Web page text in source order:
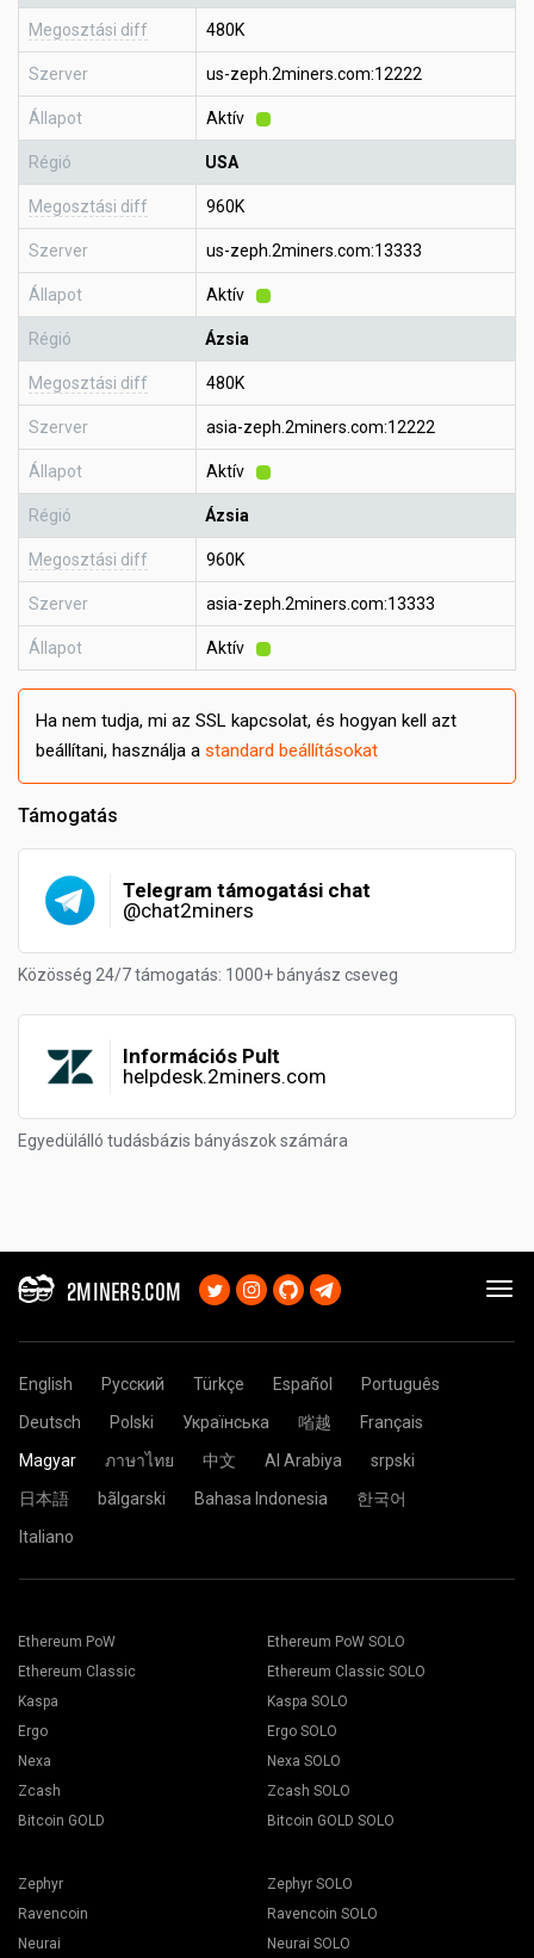
Megosztási diff 480K
Szerver us-zeph.2miners.com:12222
Állapot Aktív
Régió USA
Megosztási diff 960K
Szerver us-zeph.2miners.com:13333
Állapot Aktív
Régió Ázsia
Megosztási diff 480K
Szerver asia-zeph.2miners.com:12222
Állapot Aktív
Régió Ázsia
Megosztási diff 960K
Szerver asia-zeph.2miners.com:13333
Állapot Aktív
Ha nem tudja, mi az SSL kapcsolat, és hogyan kell azt
beállítani, használja a standard beállításokat
Támogatás
Telegram támogatási chat
@chat2miners
Közösség 24/7 támogatás: 1000+ bányász cseveg
Információs Pult
helpdesk.2miners.com
Egyedülálló tudásbázis bányászok számára
2MINERS.COM
English Русский Türkçe Español
Português
Deutsch
Polski Українська 㗂越
Français
Magyar
ภาษาไทย 中文 Al Arabiya
srpski
日本語
bãlgarski Bahasa Indonesia
한국어
Italiano
Ethereum PoW
Ethereum Classic
Kaspa
Ergo
Nexa
Zcash
Bitcoin GOLD
Ethereum PoW SOLO
Ethereum Classic SOLO
Kaspa SOLO
Ergo SOLO
Nexa SOLO
Zcash SOLO
Bitcoin GOLD SOLO
Zephyr
Ravencoin
Neurai
Zephyr SOLO
Ravencoin SOLO
Neurai SOLO